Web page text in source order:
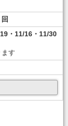
・11/16・11/30
す